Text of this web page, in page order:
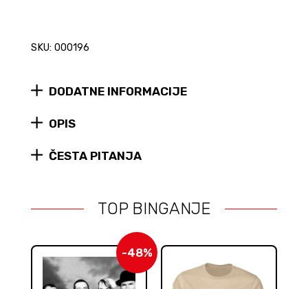
SKU: 000196
DODATNE INFORMACIJE
OPIS
ČESTA PITANJA
TOP BINGANJE
-48%